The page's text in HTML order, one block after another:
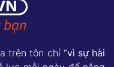
trên tôn chỉ “vì sự hài